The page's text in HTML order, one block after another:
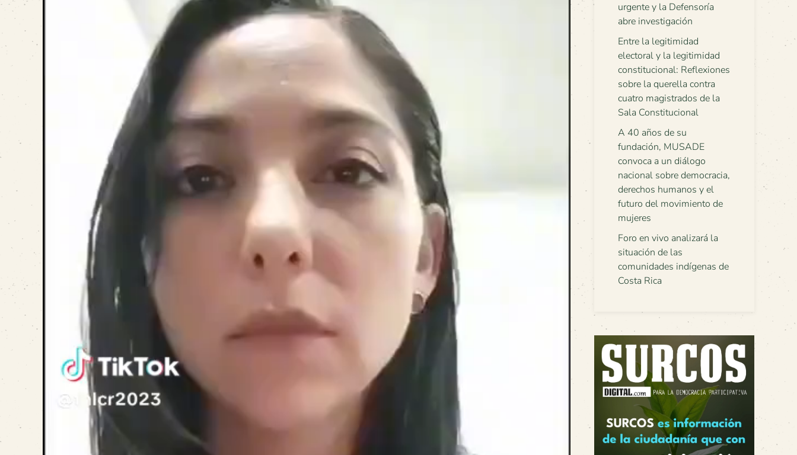
urgente y la Defensoría
abre investigación
Entre la legitimidad
electoral y la legitimidad
constitucional: Reflexiones
sobre la querella contra
cuatro magistrados de la
Sala Constitucional
A 40 años de su
fundación, MUSADE
convoca a un diálogo
nacional sobre democracia,
derechos humanos y el
futuro del movimiento de
mujeres
Foro en vivo analizará la
situación de las
comunidades indígenas de
Costa Rica